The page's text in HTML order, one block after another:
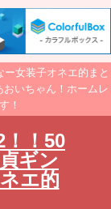
女装子オネエ的まと
いちゃん！ホームレ
！
！50
ギン
エ的